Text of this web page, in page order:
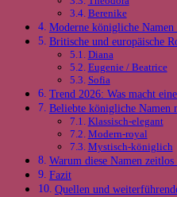
Berenike
Moderne königliche
Britische und europäische
Diana
Eugenie / Beatrice
Sofia
Trend 2026: Was macht
Beliebte königliche Namen
Klassisch-elegant
Modern-royal
Mystisch-königlich
Warum diese Namen zeitlos
Fazit
Quellen und